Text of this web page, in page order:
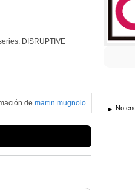
DISRUPTIVE
de martin mugnolo
No